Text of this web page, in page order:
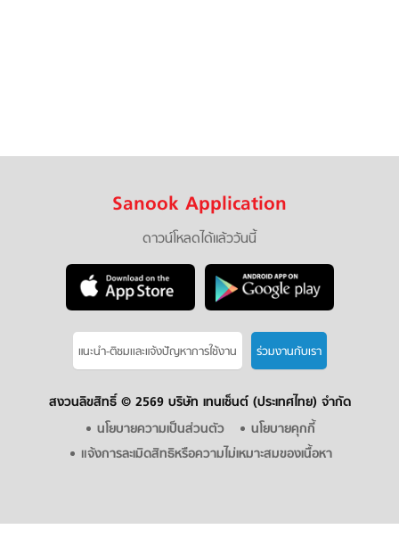
Sanook Application
ดาวน์โหลดได้แล้ววันนี้
แนะนำ-ติชมเเละแจ้งปัญหาการใช้งาน ร่วมงานกับเรา
สงวนลิขสิทธิ์ © 2569 บริษัท เทนเซ็นต์ (ประเทศไทย) จำกัด
นโยบายความเป็นส่วนตัว
นโยบายคุกกี้
แจ้งการละเมิดสิทธิหรือความไม่เหมาะสมของเนื้อหา